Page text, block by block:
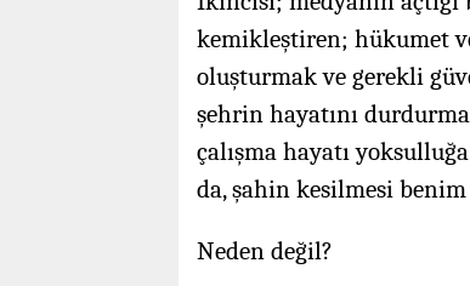
kemikleştiren; hükumet
oluşturmak ve gerekli
şehrin hayatını
çalışma hayatı
da, şahin kesilmesi
Neden değil?